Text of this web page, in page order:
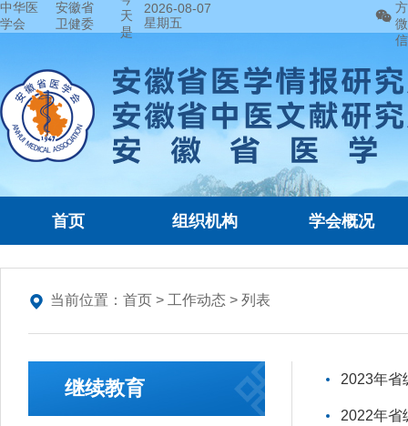
中华医
学会
安徽省
卫健委
天
是
2026-08-07
星期五
方
微
信
首页 组织机构 学会概况
当前位置： 首页 > 工作动态 > 列表
继续教育 2023年省
2022年省